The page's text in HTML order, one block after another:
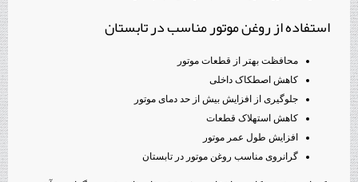
استفاده از روغن موتور مناسب در تابستان
محافظت بهتر از قطعات موتور
کاهش اصطکاک داخلی
جلوگیری از افزایش بیش از حد دمای موتور
کاهش استهلاک قطعات
افزایش طول عمر موتور
گرانروی مناسب روغن موتور در تابستان